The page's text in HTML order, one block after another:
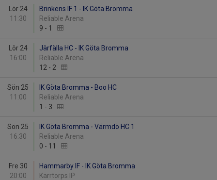
Lör 24
11:30
Brinkens IF 1 - IK Göta Bromma
Reliable Arena
9 - 1
Lör 24
16:00
Järfälla HC - IK Göta Bromma
Reliable Arena
12 - 2
Sön 25
11:00
IK Göta Bromma - Boo HC
Reliable Arena
1 - 3
Sön 25
16:30
IK Göta Bromma - Värmdö HC 1
Reliable Arena
0 - 11
Fre 30
20:00
Hammarby IF - IK Göta Bromma
Kärrtorps IP